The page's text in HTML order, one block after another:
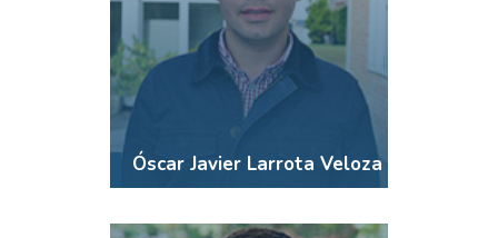
Óscar Javier Larrota Veloza